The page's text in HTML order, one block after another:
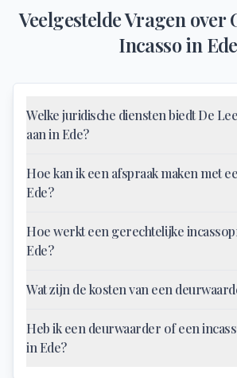
Veelgestelde Vragen over
Incassoin Ede
Welke juridische diensten biedt De
aan in Ede?
Hoe kan ik een afspraak maken met
Ede?
Hoe werkt een gerechtelijke
Ede?
Wat zijn de kosten van een
Heb ik een deurwaarder of een
in Ede?